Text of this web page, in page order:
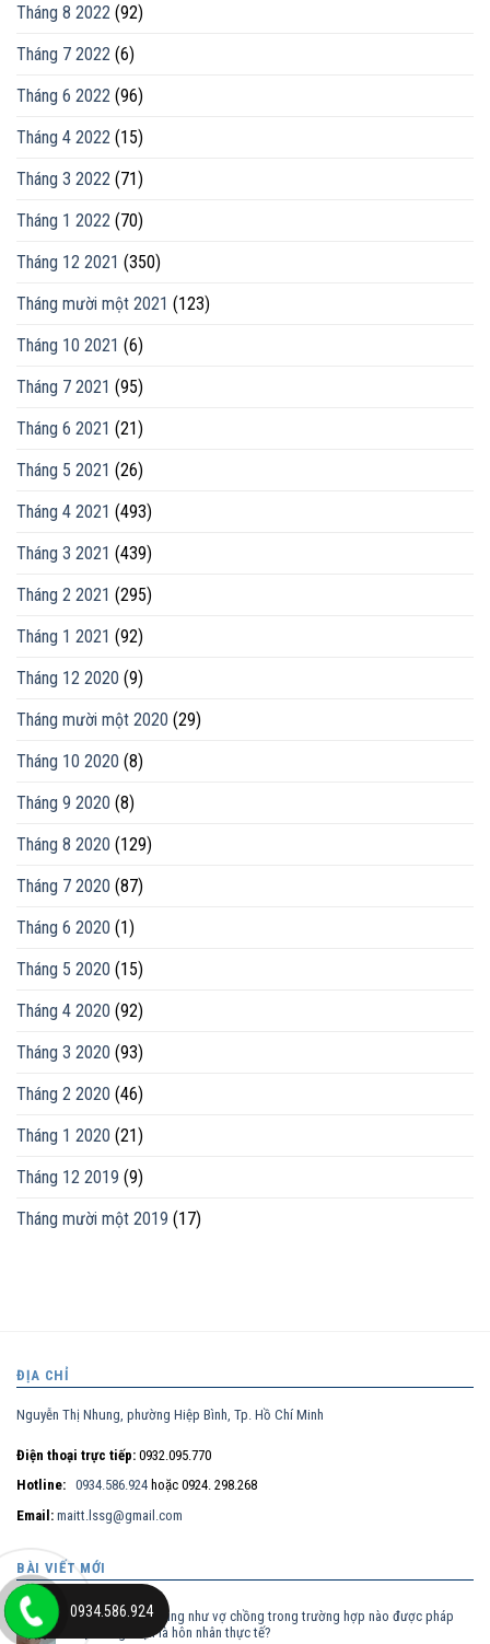
Tháng 8 2022 (92)
Tháng 7 2022 (6)
Tháng 6 2022 (96)
Tháng 4 2022 (15)
Tháng 3 2022 (71)
Tháng 1 2022 (70)
Tháng 12 2021 (350)
Tháng mười một 2021 (123)
Tháng 10 2021 (6)
Tháng 7 2021 (95)
Tháng 6 2021 (21)
Tháng 5 2021 (26)
Tháng 4 2021 (493)
Tháng 3 2021 (439)
Tháng 2 2021 (295)
Tháng 1 2021 (92)
Tháng 12 2020 (9)
Tháng mười một 2020 (29)
Tháng 10 2020 (8)
Tháng 9 2020 (8)
Tháng 8 2020 (129)
Tháng 7 2020 (87)
Tháng 6 2020 (1)
Tháng 5 2020 (15)
Tháng 4 2020 (92)
Tháng 3 2020 (93)
Tháng 2 2020 (46)
Tháng 1 2020 (21)
Tháng 12 2019 (9)
Tháng mười một 2019 (17)
ĐỊA CHỈ
Nguyễn Thị Nhung, phường Hiệp Bình, Tp. Hồ Chí Minh
Điện thoại trực tiếp: 0932.095.770
Hotline: 0934.586.924 hoặc 0924. 298.268
Email: maitt.lssg@gmail.com
BÀI VIẾT MỚI
30
Th7
Nam nữ sống chung như vợ chồng trong trường hợp nào được pháp
luật công nhận là hôn nhân thực tế?
0934.586.924